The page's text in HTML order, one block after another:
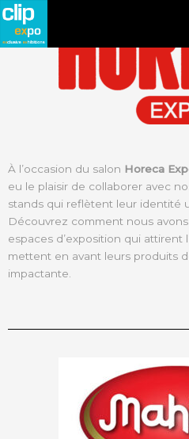
À l’occasion du salon Horeca
eu le plaisir de collaborer avec
stands qui reflètent leur identité
Découvrez comment nous
espaces d’exposition qui attirent
mettent en avant leurs produits
impactante.